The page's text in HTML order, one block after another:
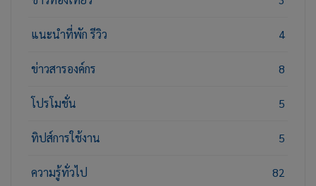
แนะนำที่พัก รีวิว 4
ข่าวสารองค์กร 8
โปรโมชั่น 5
ทิปส์การใช้งาน 5
ความรู้ทั่วไป 82